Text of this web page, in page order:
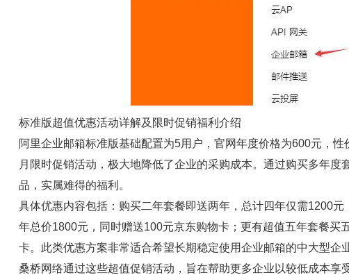
标准版超值优惠活动详解及限时促销福利介绍
阿里企业邮箱标准版基础配置为5用户，官网年度价格为600元，
月限时促销活动，极大地降低了企业的采购成本。通过购买多年
品，实属难得的福利。
具体优惠内容包括：购买二年套餐即送两年，总计四年仅需1200
年总价1800元，同时赠送100元京东购物卡；更有超值五年套餐买
卡。此类优惠方案非常适合希望长期稳定使用企业邮箱的中大型企
桑桥网络通过这些超值促销活动，旨在帮助更多企业以较低成本